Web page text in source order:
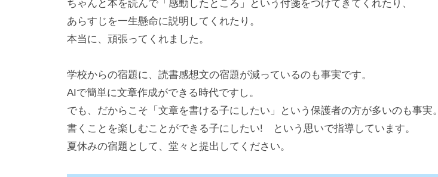
ちゃんと本を読んで「感動したところ」という付箋をつけてきてくれたり、
あらすじを一生懸命に説明してくれたり。
本当に、頑張ってくれました。
学校からの宿題に、読書感想文の宿題が減っているのも事実です。
AIで簡単に文章作成ができる時代ですし。
でも、だからこそ「文章を書ける子にしたい」という保護者の方が多いのも事実。
書くことを楽しむことができる子にしたい! という思いで指導しています。
夏休みの宿題として、堂々と提出してください。